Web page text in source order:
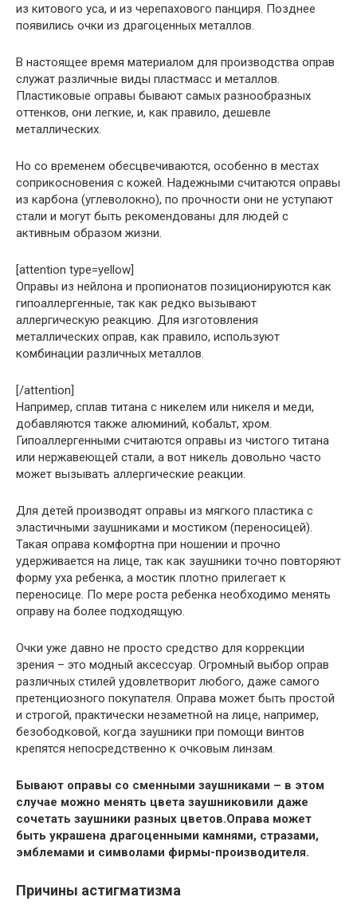
из китового уса, и из черепахового панциря. Позднее
появились очки из драгоценных металлов.
В настоящее время материалом для производства оправ
служат различные виды пластмасс и металлов.
Пластиковые оправы бывают самых разнообразных
оттенков, они легкие, и, как правило, дешевле
металлических.
Но со временем обесцвечиваются, особенно в местах
соприкосновения с кожей. Надежными считаются оправы
из карбона (углеволокно), по прочности они не уступают
стали и могут быть рекомендованы для людей с
активным образом жизни.
[attention type=yellow]
Оправы из нейлона и пропионатов позиционируются как
гипоаллергенные, так как редко вызывают
аллергическую реакцию. Для изготовления
металлических оправ, как правило, используют
комбинации различных металлов.
[/attention]
Например, сплав титана с никелем или никеля и меди,
добавляются также алюминий, кобальт, хром.
Гипоаллергенными считаются оправы из чистого титана
или нержавеющей стали, а вот никель довольно часто
может вызывать аллергические реакции.
Для детей производят оправы из мягкого пластика с
эластичными заушниками и мостиком (переносицей).
Такая оправа комфортна при ношении и прочно
удерживается на лице, так как заушники точно повторяют
форму уха ребенка, а мостик плотно прилегает к
переносице. По мере роста ребенка необходимо менять
оправу на более подходящую.
Очки уже давно не просто средство для коррекции
зрения – это модный аксессуар. Огромный выбор оправ
различных стилей удовлетворит любого, даже самого
претенциозного покупателя. Оправа может быть простой
и строгой, практически незаметной на лице, например,
безободковой, когда заушники при помощи винтов
крепятся непосредственно к очковым линзам.
Бывают оправы со сменными заушниками – в этом
случае можно менять цвета заушниковили даже
сочетать заушники разных цветов.Оправа может
быть украшена драгоценными камнями, стразами,
эмблемами и символами фирмы-производителя.
Причины астигматизма